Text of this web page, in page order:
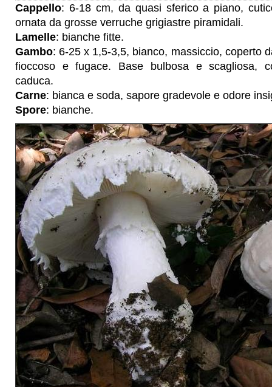
Cappello: 6-18 cm, da quasi sferico a piano,
ornata da grosse verruche grigiastre piramidali.
Lamelle: bianche fitte.
Gambo: 6-25 x 1,5-3,5, bianco, massiccio, coperto
fioccoso e fugace. Base bulbosa e scagliosa,
caduca.
Carne: bianca e soda, sapore gradevole e odore
Spore: bianche.